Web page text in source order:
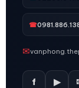
☎
✉
f ▶